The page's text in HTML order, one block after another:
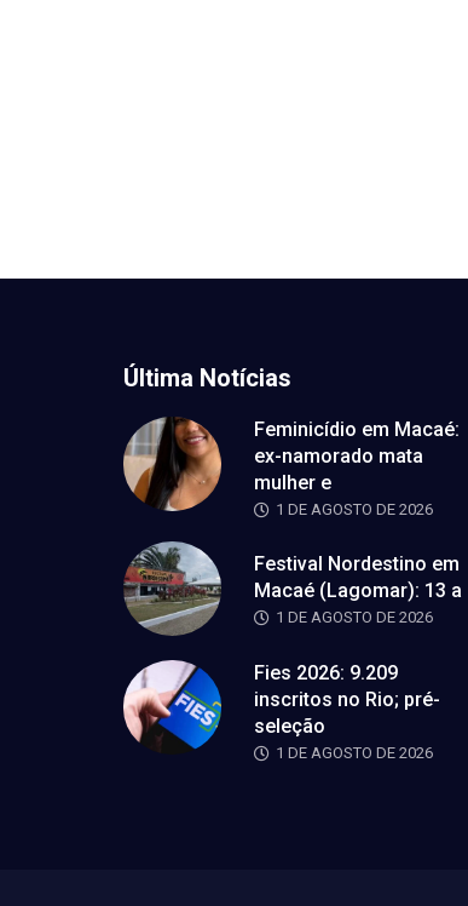
Última Notícias
Feminicídio em Macaé:
ex-namorado mata
mulher e
1 DE AGOSTO DE 2026
Festival Nordestino em
Macaé (Lagomar): 13 a
1 DE AGOSTO DE 2026
Fies 2026: 9.209
inscritos no Rio; pré-
seleção
1 DE AGOSTO DE 2026